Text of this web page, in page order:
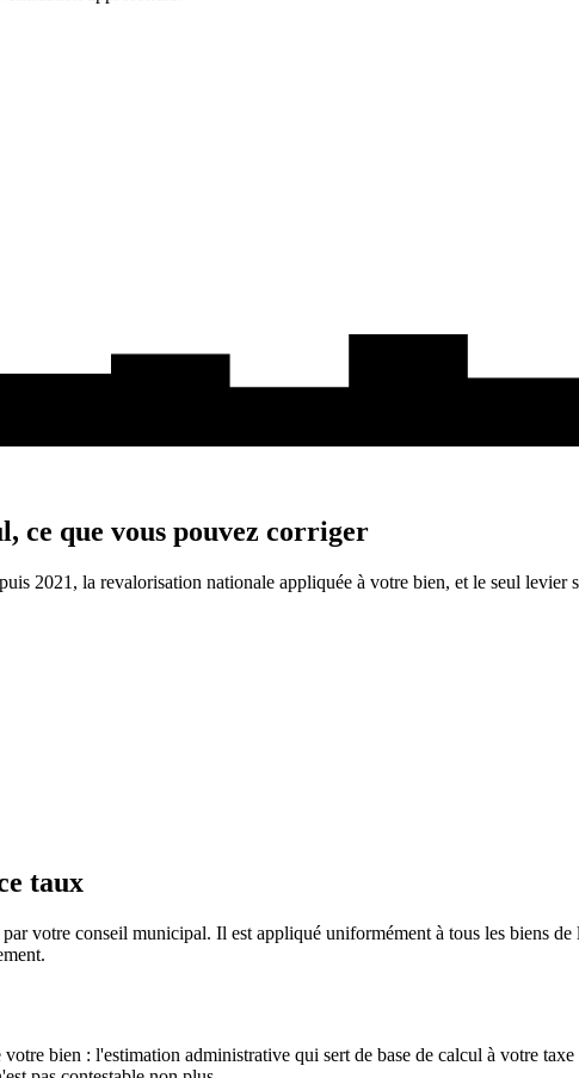
ce que vous pouvez corriger
2021, la revalorisation nationale appliquée à votre bien, et le seul
taux
votre conseil municipal. Il est appliqué uniformément à tous les biens de
votre bien : l'estimation administrative qui sert de base de calcul à votre